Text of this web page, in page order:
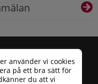
använder vi cookies
på ett bra sätt för
du att vi